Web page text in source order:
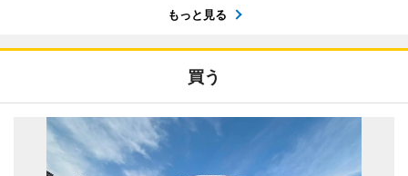
もっと見る
買う